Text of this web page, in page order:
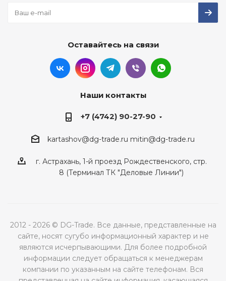
Оставайтесь на связи
Наши контакты
+7 (4742) 90-27-90
kartashov@dg-trade.ru mitin@dg-trade.ru
г. Астрахань, 1-й проезд Рождественского, стр.
8 (Терминал ТК "Деловые Линии")
2012 - 2026 © DG-Trade. Все данные, представленные на
сайте, носят сугубо информационный характер и не
являются исчерпывающими. Для более подробной
информации следует обращаться к менеджерам
компании по указанным на сайте телефонам. Вся